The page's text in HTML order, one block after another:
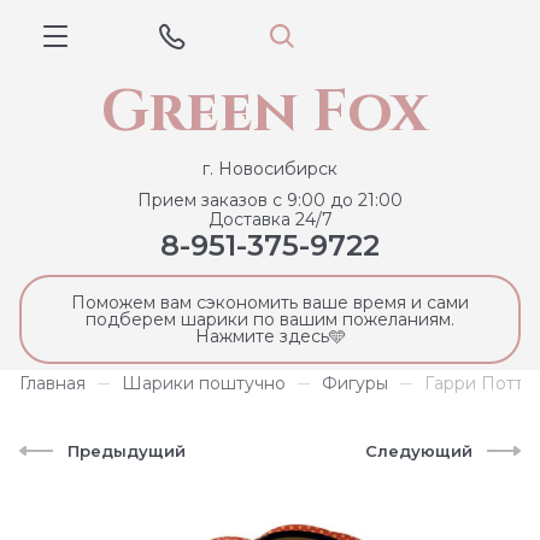
Green Fox
г. Новосибирск
Прием заказов с 9:00 до 21:00
Доставка 24/7
8-951-375-9722
Поможем вам сэкономить ваше время и сами
подберем шарики по вашим пожеланиям.
Нажмите здесь🩵
Главная Шарики поштучно Фигуры Гарри
Предыдущий Следующий